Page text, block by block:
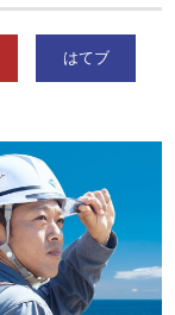
はてブ